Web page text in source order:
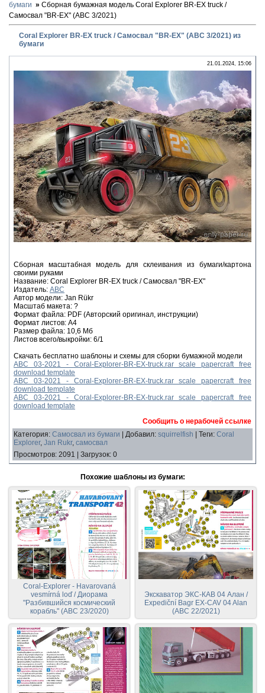
бумаги
Сборная бумажная модель Coral Explorer BR-EX truck /
Самосвал "BR-EX" (ABC 3/2021)
Coral Explorer BR-EX truck / Самосвал "BR-EX" (ABC 3/2021) из
бумаги
21.01.2024, 15:06
Сборная масштабная модель для склеивания из бумаги/картона
своими руками
Название: Coral Explorer BR-EX truck / Самосвал "BR-EX"
Издатель: ABC
Автор модели: Jan Rükr
Масштаб макета: ?
Формат файла: PDF (Авторский оригинал, инструкции)
Формат листов: A4
Размер файла: 10,6 Мб
Листов всего/выкройки: 6/1
Скачать бесплатно шаблоны и схемы для сборки бумажной модели
ABC 03-2021 - Coral-Explorer-BR-EX-truck.rar scale papercraft free
download template
ABC 03-2021 - Coral-Explorer-BR-EX-truck.rar scale papercraft free
download template
ABC 03-2021 - Coral-Explorer-BR-EX-truck.rar scale papercraft free
download template
Сообщить о нерабочей ссылке
Категория: Самосвал из бумаги Добавил: squirrelfish Теги: Coral
Explorer, Jan Rukr, самосвал
Просмотров: 2091 Загрузок: 0
Похожие шаблоны из бумаги:
Coral-Explorer - Havarovaná
vesmírná loď / Диорама
"Разбившийся космический
корабль" (ABC 23/2020)
Экскаватор ЭКС-КАВ 04 Алан /
Expediční Bagr EX-CAV 04 Alan
(ABC 22/2021)